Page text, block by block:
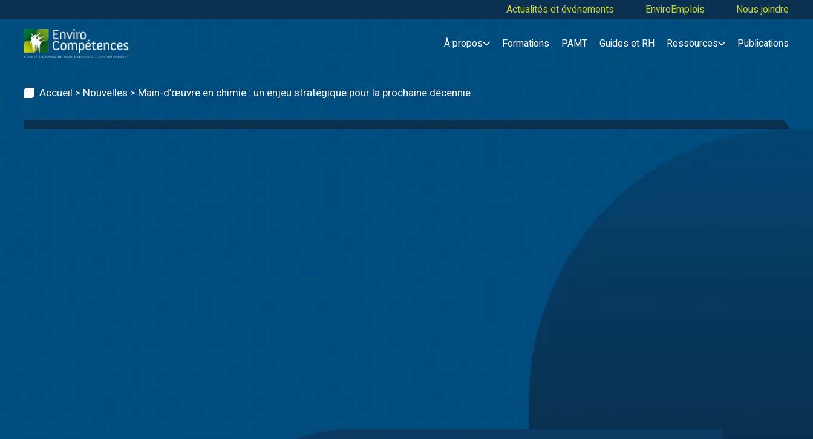
content
Actualités et événements EnviroEmplois Nous joindre
À propos Formations PAMT Guides et RH Ressources Publications
Accueil > Nouvelles > Main-d’œuvre en chimie : un enjeu stratégique pour la prochaine décennie